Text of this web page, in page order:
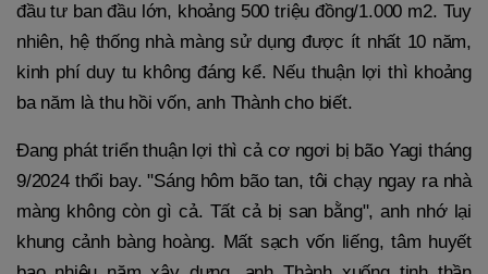
đầu tư ban đầu lớn, khoảng 500 triệu đồng/1.000 m2. Tuy
nhiên, hệ thống nhà màng sử dụng được ít nhất 10 năm,
kinh phí duy tu không đáng kể. Nếu thuận lợi thì khoảng
ba năm là thu hồi vốn, anh Thành cho biết.
Đang phát triển thuận lợi thì cả cơ ngơi bị bão Yagi tháng
9/2024 thổi bay. "Sáng hôm bão tan, tôi chạy ngay ra nhà
màng không còn gì cả. Tất cả bị san bằng", anh nhớ lại
khung cảnh bàng hoàng. Mất sạch vốn liếng, tâm huyết